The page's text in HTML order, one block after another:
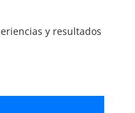
y resultados